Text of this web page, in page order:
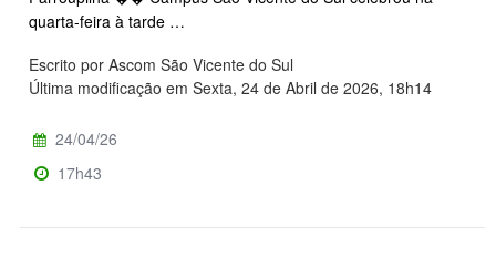
quarta-feira à tarde …
Escrito por Ascom São Vicente do Sul
Última modificação em Sexta, 24 de Abril de 2026, 18h14
24/04/26
17h43